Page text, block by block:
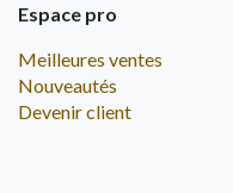
Espace pro
Meilleures ventes
Nouveautés
Devenir client